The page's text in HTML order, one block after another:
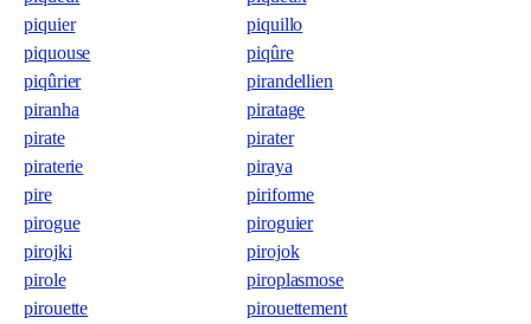
piquier
piquillo
piquouse
piqûre
piqûrier
pirandellien
piranha
piratage
pirate
pirater
piraterie
piraya
pire
piriforme
pirogue
piroguier
pirojki
pirojok
pirole
piroplasmose
pirouette
pirouettement